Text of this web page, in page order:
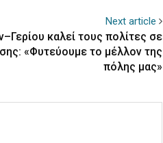
Next article
καλεί τους πολίτες σε
«Φυτεύουμε το μέλλον της
πόλης μας»